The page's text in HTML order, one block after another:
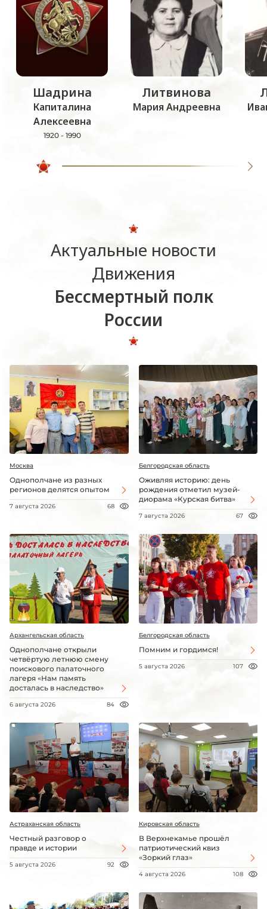
Шадрина
Капиталина
Алексеевна
1920 - 1990
Литвинова
Мария Андреевна
Актуальные новости
Движения
Бессмертный полк
России
Москва
Однополчане из разных
регионов делятся опытом
7 августа 2026 68
Белгородская область
Оживляя историю: день
рождения отметил музей-
диорама «Курская битва»
7 августа 2026 67
Архангельская область
Однополчане открыли
четвёртую летнюю смену
поискового палаточного
лагеря «Нам память
досталась в наследство»
6 августа 2026 84
Белгородская область
Помним и гордимся!
5 августа 2026 107
Астраханская область
Честный разговор о
правде и истории
5 августа 2026 92
Кировская область
В Верхнекамье прошёл
патриотический квиз
«Зоркий глаз»
4 августа 2026 108